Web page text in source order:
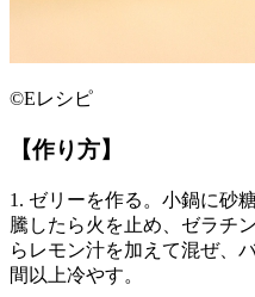
©Eレシピ
【作り方】
1. ゼリーを作る。小鍋に砂
騰したら火を止め、ゼラチ
らレモン汁を加えて混ぜ、
間以上冷やす。